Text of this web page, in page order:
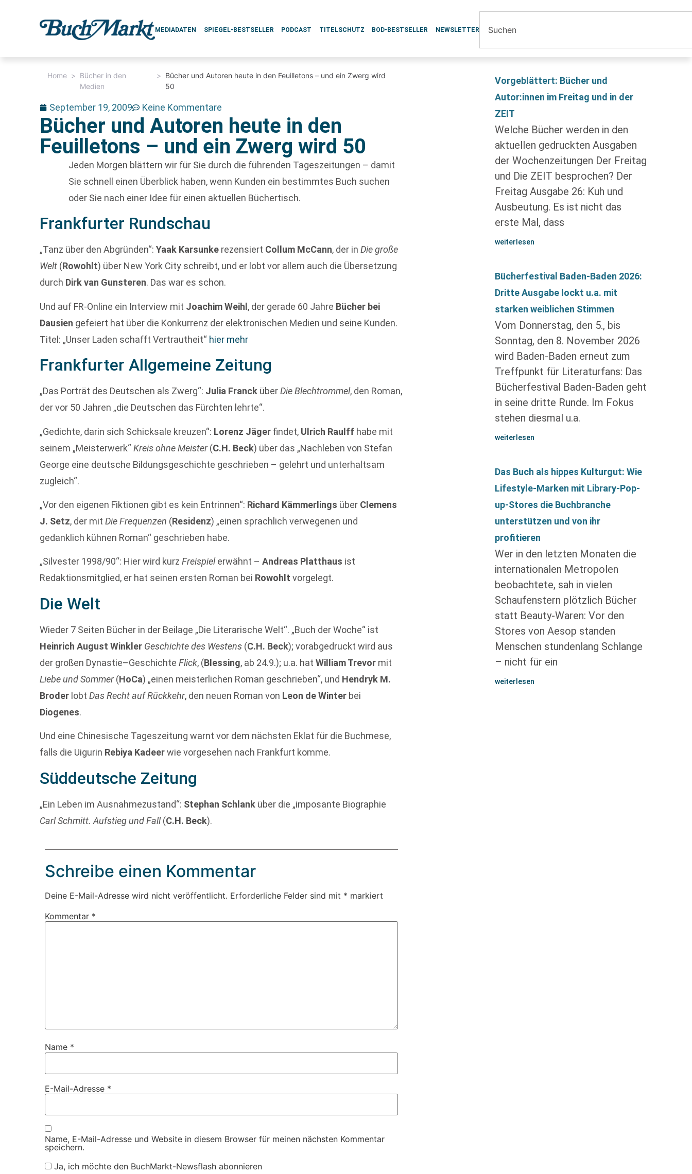
MEDIADATEN SPIEGEL-BESTSELLER PODCAST TITELSCHUTZ BOD-BESTSELLER NEWSLETTER
Home > Bücher in den
Medien
> Bücher und Autoren heute in den Feuilletons – und ein Zwerg wird
50
September 19, 2009 Keine Kommentare
Bücher und Autoren heute in den
Feuilletons – und ein Zwerg wird 50
Jeden Morgen blättern wir für Sie durch die führenden Tageszeitungen – damit
Sie schnell einen Überblick haben, wenn Kunden ein bestimmtes Buch suchen
oder Sie nach einer Idee für einen aktuellen Büchertisch.
Frankfurter Rundschau
„Tanz über den Abgründen“:Yaak Karsunke rezensiert Collum McCann, der inDie große
Welt (Rowohlt) über New York City schreibt, und er lobt vor allem auch die Übersetzung
durch Dirk van Gunsteren. Das war es schon.
Und auf FR-Online ein Interview mit Joachim Weihl, der gerade 60 Jahre Bücher bei
Dausien gefeiert hat über die Konkurrenz der elektronischen Medien und seine Kunden.
Titel: „Unser Laden schafft Vertrautheit“ hier mehr
Frankfurter Allgemeine Zeitung
„Das Porträt des Deutschen als Zwerg“: Julia Franck überDie Blechtrommel, den Roman,
der vor 50 Jahren „die Deutschen das Fürchten lehrte“.
„Gedichte, darin sich Schicksale kreuzen“: Lorenz Jäger findet, Ulrich Raulff habe mit
seinem „Meisterwerk“Kreis ohne Meister(C.H. Beck) über das „Nachleben von Stefan
George eine deutsche Bildungsgeschichte geschrieben – gelehrt und unterhaltsam
zugleich“.
„Vor den eigenen Fiktionen gibt es kein Entrinnen“: Richard Kämmerlings über Clemens
J. Setz, der mitDie Frequenzen (Residenz) „einen sprachlich verwegenen und
gedanklich kühnen Roman“ geschrieben habe.
„Silvester 1998/90“: Hier wird kurzFreispielerwähnt –Andreas Platthaus ist
Redaktionsmitglied, er hat seinen ersten Roman bei Rowohlt vorgelegt.
Die Welt
Wieder 7 Seiten Bücher in der Beilage „Die Literarische Welt“. „Buch der Woche“ ist
Heinrich August Winkler Geschichte des Westens (C.H. Beck); vorabgedruckt wird aus
der großen Dynastie–GeschichteFlick, (Blessing, ab 24.9.); u.a. hatWilliam Trevor mit
Liebe und Sommer(HoCa) „einen meisterlichen Roman geschrieben“, und Hendryk M.
Broder lobtDas Recht auf Rückkehr, den neuen Roman von Leon de Winter bei
Diogenes.
Und eine Chinesische Tageszeitung warnt vor dem nächsten Eklat für die Buchmese,
falls die Uigurin Rebiya Kadeerwie vorgesehen nach Frankfurt komme.
Süddeutsche Zeitung
„Ein Leben im Ausnahmezustand“: Stephan Schlank über die „imposante Biographie
Carl Schmitt. Aufstieg und Fall(C.H. Beck).
Schreibe einen Kommentar
Deine E-Mail-Adresse wird nicht veröffentlicht. Erforderliche Felder sind mit * markiert
Kommentar *
Name *
E-Mail-Adresse *
Name, E-Mail-Adresse und Website in diesem Browser für meinen nächsten Kommentar
speichern.
Ja, ich möchte den BuchMarkt-Newsflash abonnieren
Vorgeblättert: Bücher und
Autor:innen im Freitag und in der
ZEIT
Welche Bücher werden in den
aktuellen gedruckten Ausgaben
der Wochenzeitungen Der Freitag
und Die ZEIT besprochen? Der
Freitag Ausgabe 26: Kuh und
Ausbeutung. Es ist nicht das
erste Mal, dass
weiterlesen
Bücherfestival Baden-Baden 2026:
Dritte Ausgabe lockt u.a. mit
starken weiblichen Stimmen
Vom Donnerstag, den 5., bis
Sonntag, den 8. November 2026
wird Baden-Baden erneut zum
Treffpunkt für Literaturfans: Das
Bücherfestival Baden-Baden geht
in seine dritte Runde. Im Fokus
stehen diesmal u.a.
weiterlesen
Das Buch als hippes Kulturgut: Wie
Lifestyle-Marken mit Library-Pop-
up-Stores die Buchbranche
unterstützen und von ihr
profitieren
Wer in den letzten Monaten die
internationalen Metropolen
beobachtete, sah in vielen
Schaufenstern plötzlich Bücher
statt Beauty-Waren: Vor den
Stores von Aesop standen
Menschen stundenlang Schlange
– nicht für ein
weiterlesen